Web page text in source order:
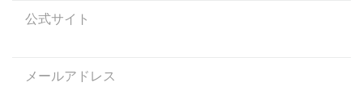
公式サイト
メールアドレス